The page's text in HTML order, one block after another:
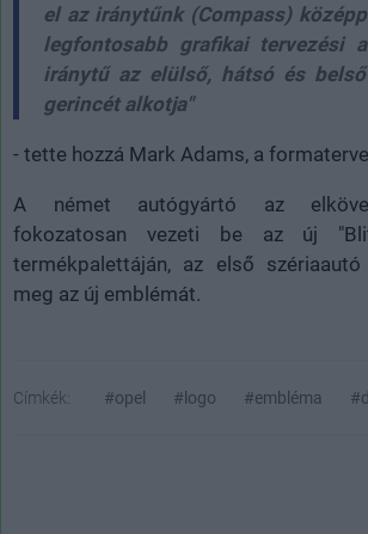
el az iránytűnk (Compass)
legfontosabb grafikai tervezési
iránytű az elülső, hátsó és
gerincét alkotja"
- tette hozzá Mark Adams, a
A német autógyártó az
fokozatosan vezeti be az új
termékpalettáján, az első
meg az új emblémát.
Címkék: #opel #logo #embléma